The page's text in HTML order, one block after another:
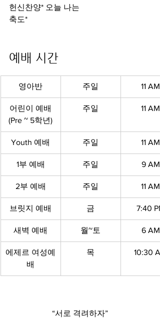
헌신찬양* 오늘 나는
축도*
예배 시간
영아반 주일 11 AM
어린이 예배
(Pre ~ 5학년)
주일 11 AM
Youth 예배 주일 11 AM
1부 예배 주일 9 AM
2부 예배 주일 11 AM
브릿지 예배 금 7:40 PM
새벽 예배 월~토 6 AM
에제르 여성예
배
목 10:30
“서로 격려하자”